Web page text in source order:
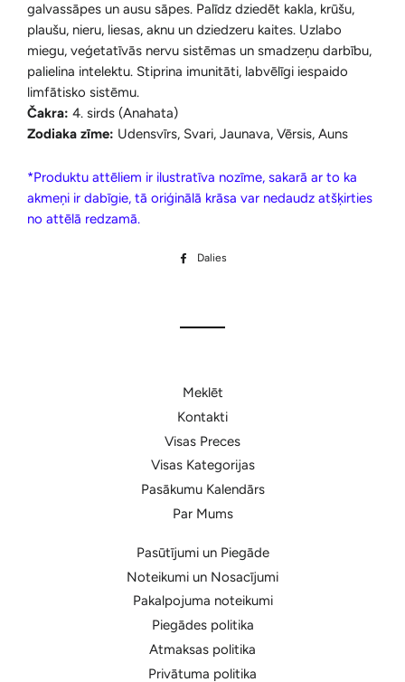
galvassāpes un ausu sāpes. Palīdz dziedēt kakla, krūšu,
plaušu, nieru, liesas, aknu un dziedzeru kaites. Uzlabo
miegu, veģetatīvās nervu sistēmas un smadzeņu darbību,
palielina intelektu. Stiprina imunitāti, labvēlīgi iespaido
limfātisko sistēmu.
Čakra: 4. sirds (Anahata)
Zodiaka zīme: Udensvīrs, Svari, Jaunava, Vērsis, Auns
*Produktu attēliem ir ilustratīva nozīme, sakarā ar to ka
akmeņi ir dabīgie, tā oriģinālā krāsa var nedaudz atšķirties
no attēlā redzamā.
Dalies
Meklēt
Kontakti
Visas Preces
Visas Kategorijas
Pasākumu Kalendārs
Par Mums
Pasūtījumi un Piegāde
Noteikumi un Nosacījumi
Pakalpojuma noteikumi
Piegādes politika
Atmaksas politika
Privātuma politika